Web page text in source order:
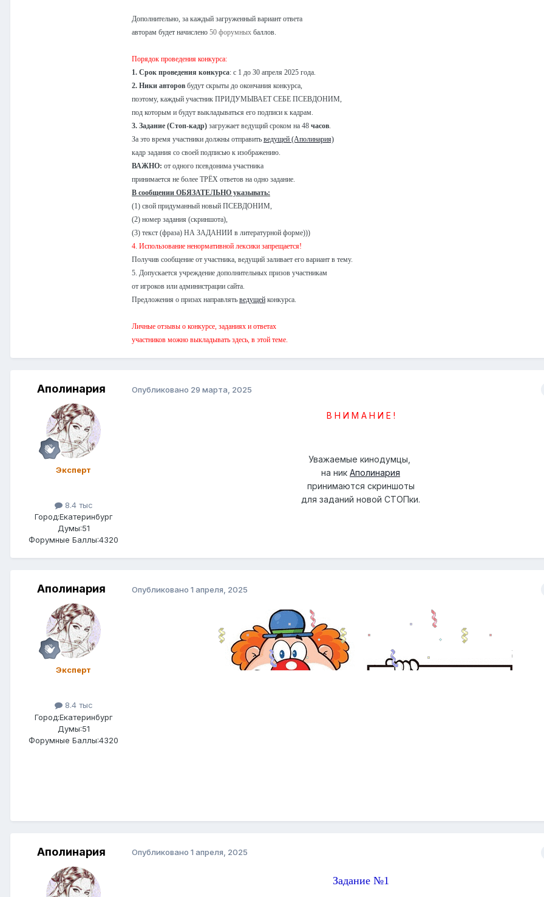
Дополнительно, за каждый загруженный вариант ответа
авторам будет начислено 50 форумных баллов.
Порядок проведения конкурса:
1. Срок проведения конкурса: с 1 до 30 апреля 2025 года.
2. Ники авторов будут скрыты до окончания конкурса,
поэтому, каждый участник ПРИДУМЫВАЕТ СЕБЕ ПСЕВДОНИМ,
под которым и будут выкладываться его подписи к кадрам.
3. Задание (Стоп-кадр) загружает ведущий сроком на 48 часов.
За это время участники должны отправить ведущей (Аполинария)
кадр задания со своей подписью к изображению.
ВАЖНО: от одного псевдонима участника
принимается не более ТРЁХ ответов на одно задание.
В сообщении ОБЯЗАТЕЛЬНО указывать:
(1) свой придуманный новый ПСЕВДОНИМ,
(2) номер задания (скриншота),
(3) текст (фраза) НА ЗАДАНИИ в литературной форме)))
4. Использование ненормативной лексики запрещается!
Получив сообщение от участника, ведущий заливает его вариант в тему.
5. Допускается учреждение дополнительных призов участникам
от игроков или администрации сайта.
Предложения о призах направлять ведущей конкурса.
Личные отзывы о конкурсе, заданиях и ответах
участников можно выкладывать здесь, в этой теме.
Аполинария
Эксперт
8.4 тыс
Город:Екатеринбург
Думы:51
Форумные Баллы:4320
Опубликовано 29 марта, 2025
В Н И М А Н И Е !
Уважаемые кинодумцы,
на ник Аполинария
принимаются скриншоты
для заданий новой СТОПки.
Аполинария
Эксперт
8.4 тыс
Город:Екатеринбург
Думы:51
Форумные Баллы:4320
Опубликовано 1 апреля, 2025
Аполинария Опубликовано 1 апреля, 2025
Задание №1